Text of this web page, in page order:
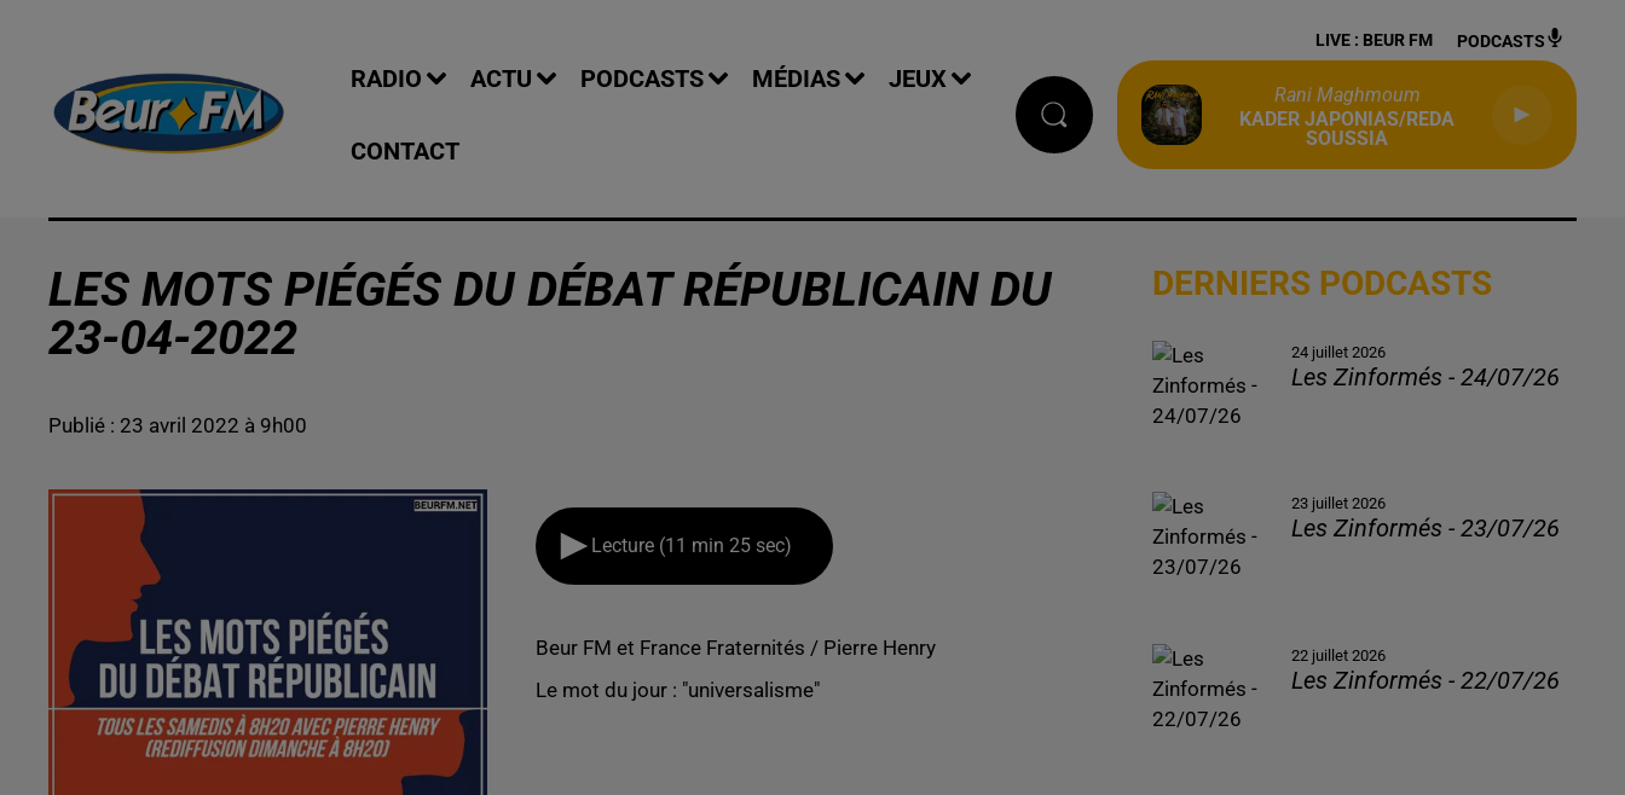
RADIO ACTU PODCASTS MÉDIAS JEUX
CONTACT
LIVE : BEUR FM PODCASTS
Rani Maghmoum
KADER JAPONIAS/REDA
SOUSSIA
LES MOTS PIÉGÉS DU DÉBAT RÉPUBLICAIN DU
23-04-2022
Publié : 23 avril 2022 à 9h00
Lecture (11 min 25 sec)
Beur FM et France Fraternités / Pierre Henry
Le mot du jour : "universalisme"
DERNIERS PODCASTS
24 juillet 2026
Les Zinformés - 24/07/26
23 juillet 2026
Les Zinformés - 23/07/26
22 juillet 2026
Les Zinformés - 22/07/26